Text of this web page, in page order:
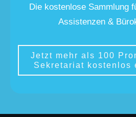
Die kostenlose Sammlung
Assistenzen &
Jetzt mehr als 100
Sekretariat kostenlos